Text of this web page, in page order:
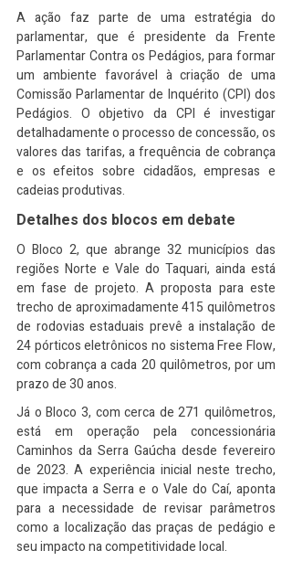
A ação faz parte de uma estratégia do
parlamentar, que é presidente da Frente
Parlamentar Contra os Pedágios, para formar
um ambiente favorável à criação de uma
Comissão Parlamentar de Inquérito (CPI) dos
Pedágios. O objetivo da CPI é investigar
detalhadamente o processo de concessão, os
valores das tarifas, a frequência de cobrança
e os efeitos sobre cidadãos, empresas e
cadeias produtivas.
Detalhes dos blocos em debate
O Bloco 2, que abrange 32 municípios das
regiões Norte e Vale do Taquari, ainda está
em fase de projeto. A proposta para este
trecho de aproximadamente 415 quilômetros
de rodovias estaduais prevê a instalação de
24 pórticos eletrônicos no sistema Free Flow,
com cobrança a cada 20 quilômetros, por um
prazo de 30 anos.
Já o Bloco 3, com cerca de 271 quilômetros,
está em operação pela concessionária
Caminhos da Serra Gaúcha desde fevereiro
de 2023. A experiência inicial neste trecho,
que impacta a Serra e o Vale do Caí, aponta
para a necessidade de revisar parâmetros
como a localização das praças de pedágio e
seu impacto na competitividade local.